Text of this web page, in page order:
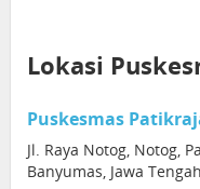
Lokasi
Puskesmas
Jl. Raya Notog, Notog,
Banyumas, Jawa